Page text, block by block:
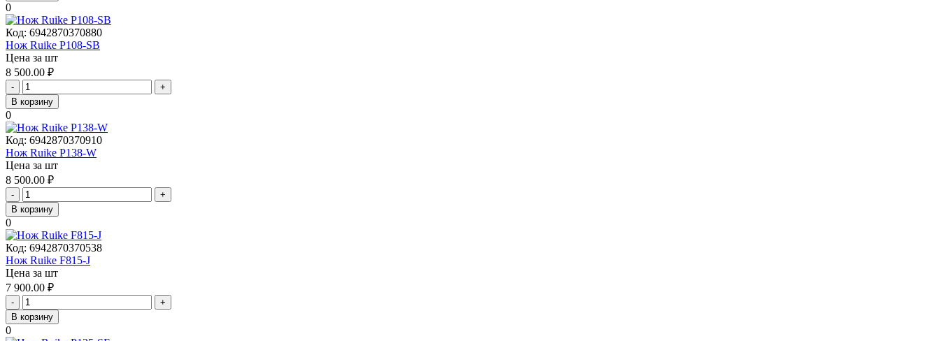
0
Код: 6942870370880
Нож Ruike P108-SB
Цена за шт
8 500.00 ₽
-
+
В корзину
0
Код: 6942870370910
Нож Ruike P138-W
Цена за шт
8 500.00 ₽
-
+
В корзину
0
Код: 6942870370538
Нож Ruike F815-J
Цена за шт
7 900.00 ₽
-
+
В корзину
0